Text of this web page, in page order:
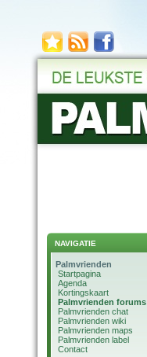
NAVIGATIE
Palmvrienden
Startpagina
Agenda
Kortingskaart
Palmvrienden forums
Palmvrienden chat
Palmvrienden wiki
Palmvrienden maps
Palmvrienden label
Contact